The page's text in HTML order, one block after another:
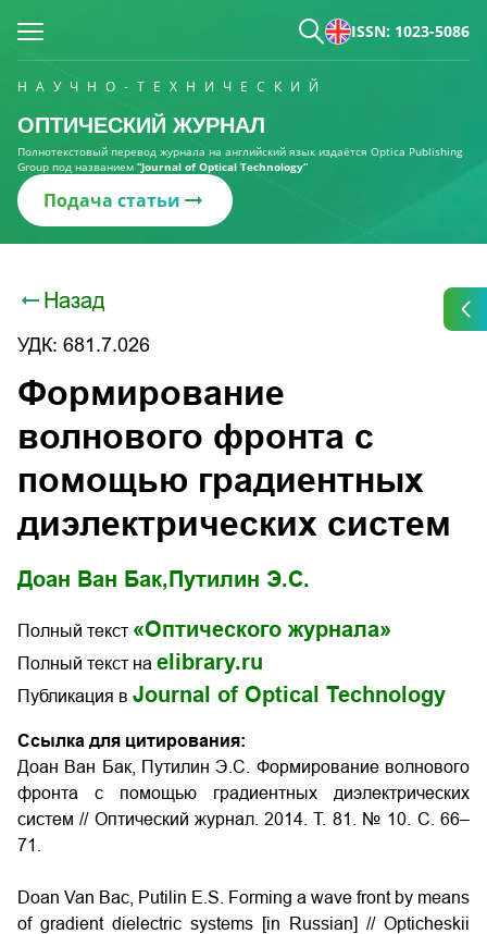
ISSN: 1023-5086
НАУЧНО-ТЕХНИЧЕСКИЙ
ОПТИЧЕСКИЙ ЖУРНАЛ
Полнотекстовый перевод журнала на английский язык издаётся Optica Publishing
Group под названием “Journal of Optical Technology“
Подача статьи
Назад
УДК: 681.7.026
Формирование
волнового фронта с
помощью градиентных
диэлектрических систем
Доан Ван Бак, Путилин Э.С.
Полный текст «Оптического журнала»
Полный текст на elibrary.ru
Публикация в Journal of Optical Technology
Ссылка для цитирования:
Доан Ван Бак, Путилин Э.С. Формирование волнового
фронта с помощью градиентных диэлектрических
систем// Оптический журнал. 2014. Т. 81. № 10. С. 66–
71.
Doan Van Bac, Putilin E.S. Forming a wave front by means
of gradient dielectric systems [in Russian] // Opticheskii